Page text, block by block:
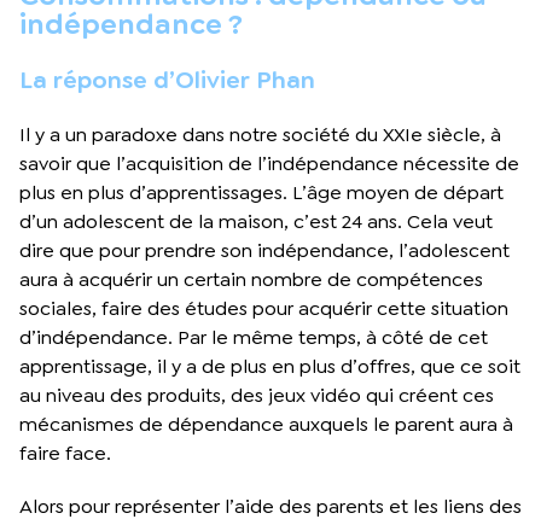
indépendance ?
La réponse d’Olivier Phan
Il y a un paradoxe dans notre société du XXIe siècle, à
savoir que l’acquisition de l’indépendance nécessite de
plus en plus d’apprentissages. L’âge moyen de départ
d’un adolescent de la maison, c’est 24 ans. Cela veut
dire que pour prendre son indépendance, l’adolescent
aura à acquérir un certain nombre de compétences
sociales, faire des études pour acquérir cette situation
d’indépendance. Par le même temps, à côté de cet
apprentissage, il y a de plus en plus d’offres, que ce soit
au niveau des produits, des jeux vidéo qui créent ces
mécanismes de dépendance auxquels le parent aura à
faire face.
Alors pour représenter l’aide des parents et les liens des